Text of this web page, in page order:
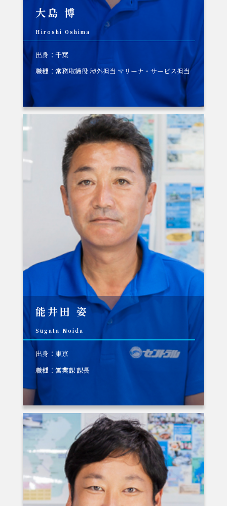
大島 博
Hiroshi Oshima
出身：千葉
職種：常務取締役 渉外担当 マリーナ・サービス担当
能井田 姿
Sugata Noida
出身：東京
職種：営業課 課長